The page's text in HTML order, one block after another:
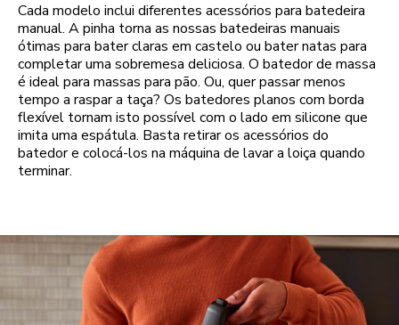
Cada modelo inclui diferentes acessórios para batedeira
manual. A pinha torna as nossas batedeiras manuais
ótimas para bater claras em castelo ou bater natas para
completar uma sobremesa deliciosa. O batedor de massa
é ideal para massas para pão. Ou, quer passar menos
tempo a raspar a taça? Os batedores planos com borda
flexível tornam isto possível com o lado em silicone que
imita uma espátula. Basta retirar os acessórios do
batedor e colocá-los na máquina de lavar a loiça quando
terminar.